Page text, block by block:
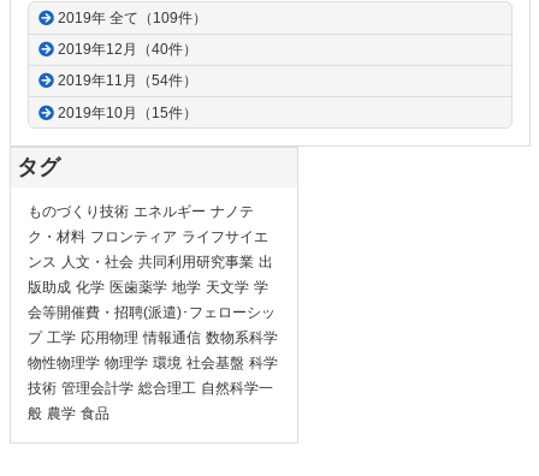
2019年 全て（109件）
2019年12月（40件）
2019年11月（54件）
2019年10月（15件）
タグ
ものづくり技術 エネルギー ナノテ
ク・材料 フロンティア ライフサイエ
ンス 人文・社会 共同利用研究事業 出
版助成 化学 医歯薬学 地学 天文学 学
会等開催費・招聘(派遣)･フェローシッ
プ 工学 応用物理 情報通信 数物系科学
物性物理学 物理学 環境 社会基盤 科学
技術 管理会計学 総合理工 自然科学一
般 農学 食品